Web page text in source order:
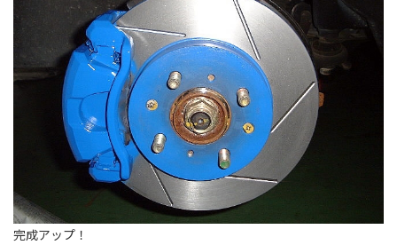
完成アップ！